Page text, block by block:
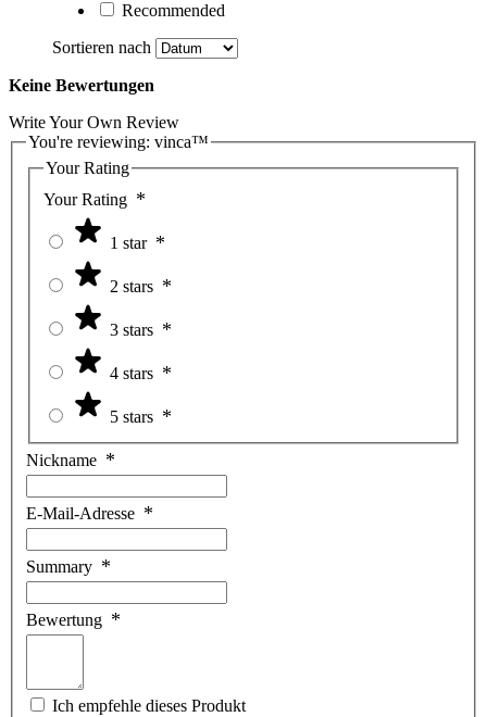
Recommended
Sortieren nach
Keine Bewertungen
Write Your Own Review
You're reviewing: vinca™
Your Rating
Your Rating
1 star
2 stars
3 stars
4 stars
5 stars
Nickname
E-Mail-Adresse
Summary
Bewertung
Ich empfehle dieses Produkt